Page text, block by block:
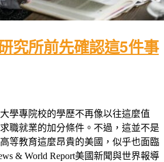
究所前先確認這5件事
學專院校的學歷不再像以往這麼值
職就業的加分條件。不過，這並不是
等教育這麼昂貴的美國，似乎也面臨
& World Report美國新聞與世界報導